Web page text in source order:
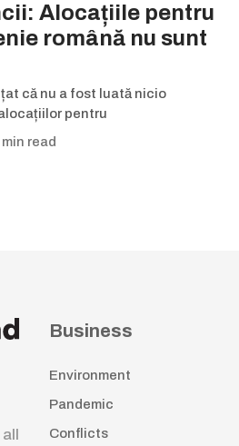
Alocațiile pentru
română nu sunt
că nu a fost luată nicio
pentru
min read
Business
Environment
Pandemic
Conflicts